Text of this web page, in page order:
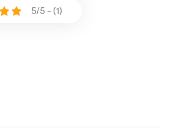
5/5 - (1)